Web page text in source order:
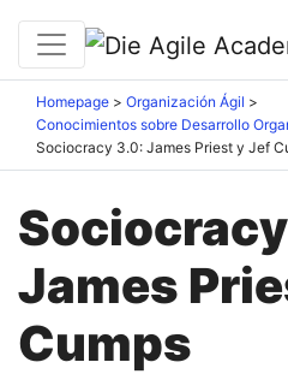
Homepage
Organización Ágil
Sociocracy 3.0: James Priest y Jef
James
Cumps